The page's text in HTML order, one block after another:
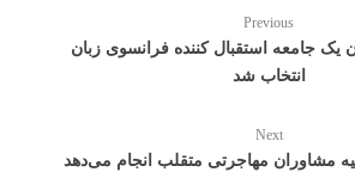
Previous
یک جامعه استقبال کننده فرانسوی زبان
انتخاب شد
Next
مشاوران مهاجرتی متقلب انجام می‌دهد